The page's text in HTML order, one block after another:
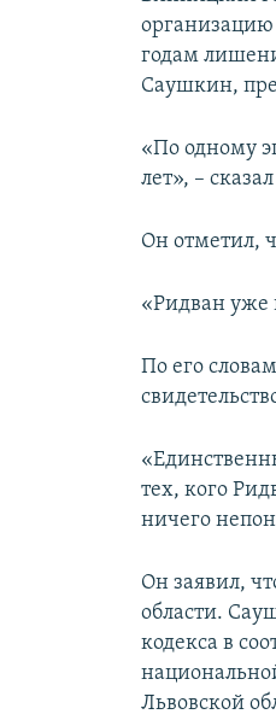
организацию
годам
Саушкин,
«По одному
лет», –
Он отметил,
«Ридван уже
По его
тех, кого
ничего
Он заявил,
области.
кодекса в
Львовской